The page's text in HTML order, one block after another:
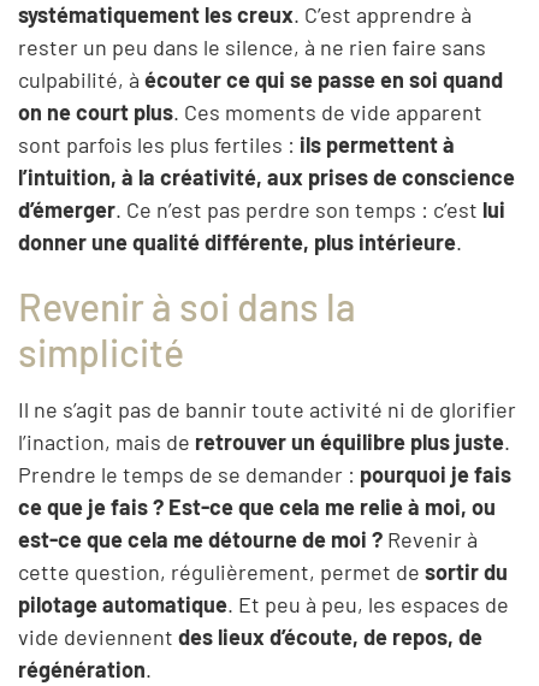
systématiquement les creux. C’est apprendre à
rester un peu dans le silence, à ne rien faire sans
culpabilité, à écouter ce qui se passe en soi quand
on ne court plus. Ces moments de vide apparent
sont parfois les plus fertiles : ils permettent à
l’intuition, à la créativité, aux prises de conscience
d’émerger. Ce n’est pas perdre son temps : c’est lui
donner une qualité différente, plus intérieure.
Revenir à soi dans la
simplicité
Il ne s’agit pas de bannir toute activité ni de glorifier
l’inaction, mais de retrouver un équilibre plus juste.
Prendre le temps de se demander : pourquoi je fais
ce que je fais ? Est-ce que cela me relie à moi, ou
est-ce que cela me détourne de moi ? Revenir à
cette question, régulièrement, permet de sortir du
pilotage automatique. Et peu à peu, les espaces de
vide deviennent des lieux d’écoute, de repos, de
régénération.